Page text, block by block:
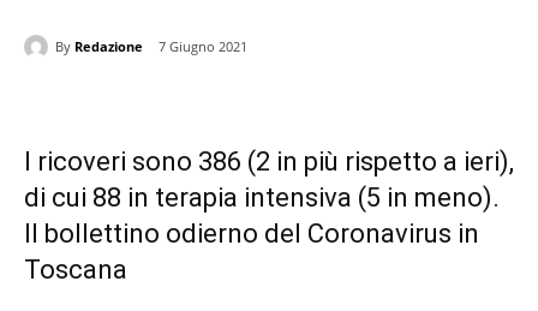
By Redazione 7 Giugno 2021
I ricoveri sono 386 (2 in più rispetto a ieri),
di cui 88 in terapia intensiva (5 in meno).
Il bollettino odierno del Coronavirus in
Toscana